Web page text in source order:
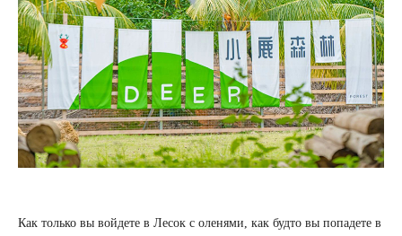
Как только вы войдете в Лесок с оленями, как будто вы попадете в